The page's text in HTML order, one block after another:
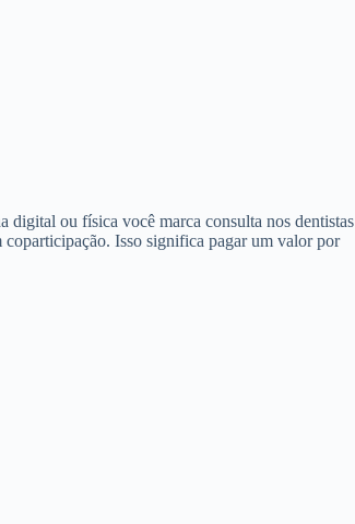
digital ou física você marca consulta nos dentistas
Isso significa pagar um valor por